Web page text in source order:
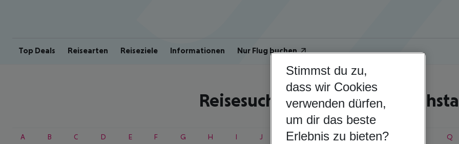
Top Deals Reisearten Reiseziele Informationen Nur Flug buchen
Reisesuche nach
A B C D E F G H I J K L M N Q
Stimmst du zu,
dass wir Cookies
verwenden dürfen,
um dir das beste
Erlebnis zu bieten?